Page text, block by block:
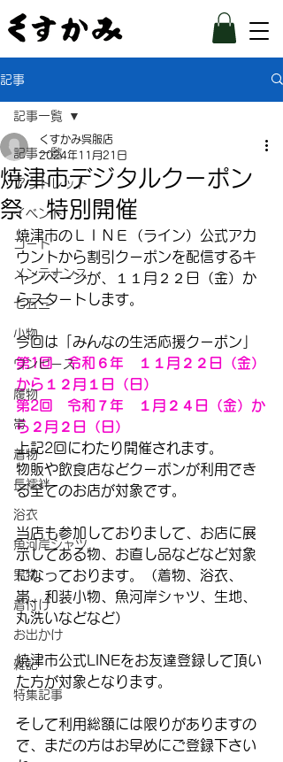
記事
記事一覧
アウトレット
イベント
コート
メンテナンス
七五三
小物
ワンピース
履物
帯
着物
長襦袢
浴衣
魚河岸シャツ
男物
着付け
お出かけ
雑記
特集記事
記事一覧
焼津市デジタルクーポン
祭 特別開催
くすかみ呉服店
2024年11月21日
焼津市のＬＩＮＥ（ライン）公式アカ
ウントから割引クーポンを配信するキ
ャンペーンが、１１月２２日（金）か
らスタートします。
今回は「みんなの生活応援クーポン」
第1回　令和６年　１１月２２日（金）
から１２月１日（日）
第2回　令和７年　１月２４日（金）か
ら２月２日（日）
上記2回にわたり開催されます。
物販や飲食店などクーポンが利用でき
る全てのお店が対象です。
当店も参加しておりまして、お店に展
示してある物、お直し品などなど対象
になっております。（着物、浴衣、
帯、和装小物、魚河岸シャツ、生地、
丸洗いなどなど）
焼津市公式LINEをお友達登録して頂い
た方が対象となります。
そして利用総額には限りがありますの
で、まだの方はお早めにご登録下さい